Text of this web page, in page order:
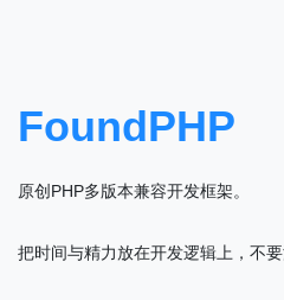
FoundPHP
原创PHP多版本兼容开发框架。
把时间与精力放在开发逻辑上，不